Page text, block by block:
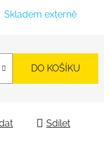
Skladem externě
DO KOŠÍKU
Sdílet